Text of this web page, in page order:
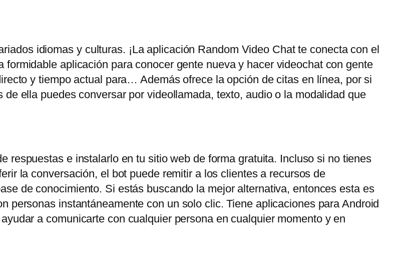
idiomas y culturas. ¡La aplicación Random Video Chat te conecta con el
formidable aplicación para conocer gente nueva y hacer videochat con gente
y tiempo actual para… Además ofrece la opción de citas en línea, por si
ella puedes conversar por videollamada, texto, audio o la modalidad que
respuestas e instalarlo en tu sitio web de forma gratuita. Incluso si no tienes
la conversación, el bot puede remitir a los clientes a recursos de
de conocimiento. Si estás buscando la mejor alternativa, entonces esta es
personas instantáneamente con un solo clic. Tiene aplicaciones para Android
a comunicarte con cualquier persona en cualquier momento y en